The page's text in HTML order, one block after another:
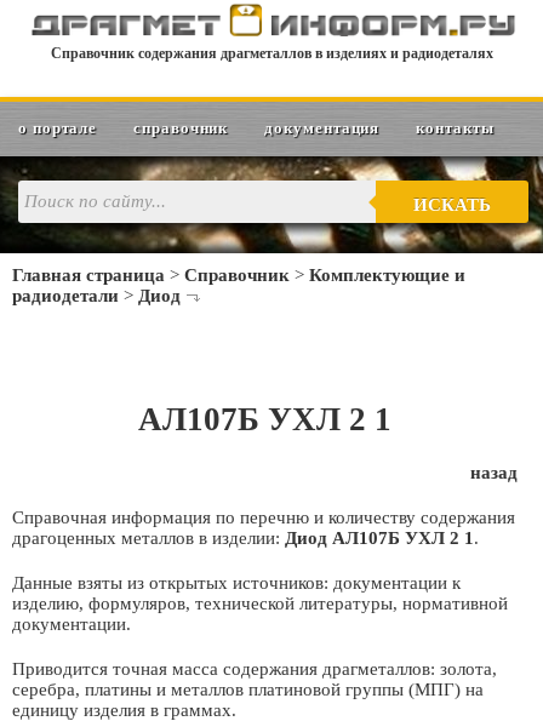
Справочник содержания драгметаллов в изделиях и радиодеталях
о портале справочник документация контакты
ИСКАТЬ
Главная страница > Справочник > Комплектующие и
радиодетали > Диод
АЛ107Б УХЛ 2 1
назад
Справочная информация по перечню и количеству содержания
драгоценных металлов в изделии: Диод АЛ107Б УХЛ 2 1 .
Данные взяты из открытых источников: документации к
изделию, формуляров, технической литературы, нормативной
документации.
Приводится точная масса содержания драгметаллов: золота,
серебра, платины и металлов платиновой группы (МПГ) на
единицу изделия в граммах.